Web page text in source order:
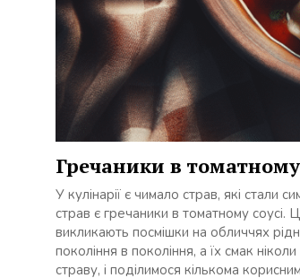
Гречаники в томатному
У кулінарії є чимало страв, які стали
страв є гречаники в томатному соусі.
викликають посмішки на обличчях
покоління в покоління, а їх смак
страву, і поділимося кількома